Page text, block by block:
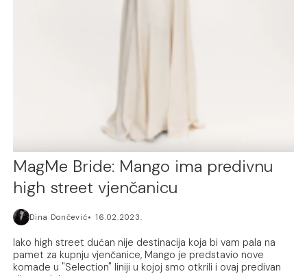
MagMe Bride: Mango ima predivnu
high street vjenčanicu
Dina Dončević 16.02.2023.
Iako high street dućan nije destinacija koja bi vam pala na
pamet za kupnju vjenčanice, Mango je predstavio nove
komade u "Selection" liniji u kojoj smo otkrili i ovaj predivan